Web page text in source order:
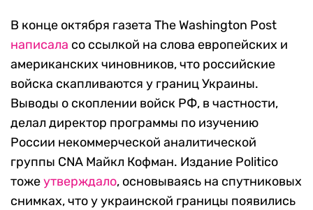
В конце октября газета The Washington Post
написала со ссылкой на слова европейских и
американских чиновников, что российские
войска скапливаются у границ Украины.
Выводы о скоплении войск РФ, в частности,
делал директор программы по изучению
России некоммерческой аналитической
группы CNA Майкл Кофман. Издание Politico
тожеутверждало, основываясь на спутниковых
снимках, что у украинской границы появились